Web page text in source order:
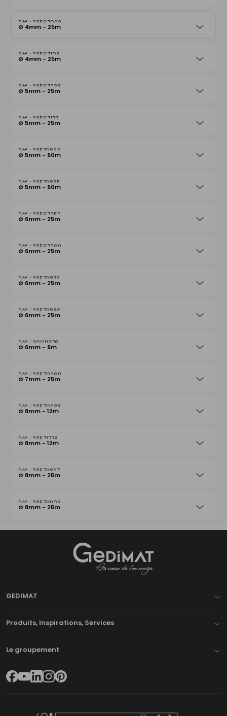
23567092
Ø 4mm - 25m
23567108
Ø 4mm - 25m
23567238
Ø 5mm - 25m
23567177
Ø 5mm - 25m
23579866
Ø 5mm - 60m
23579835
Ø 5mm - 60m
23567252
Ø 6mm - 25m
23567269
Ø 6mm - 25m
23579873
Ø 6mm - 25m
23579880
Ø 6mm - 25m
30011376
Ø 6mm - 6m
23570269
Ø 7mm - 25m
23570238
Ø 8mm - 12m
23571778
Ø 8mm - 12m
23579897
Ø 8mm - 25m
23579903
Ø 8mm - 25m
GEDIMAT
Produits, Inspirations, Services
Le groupement